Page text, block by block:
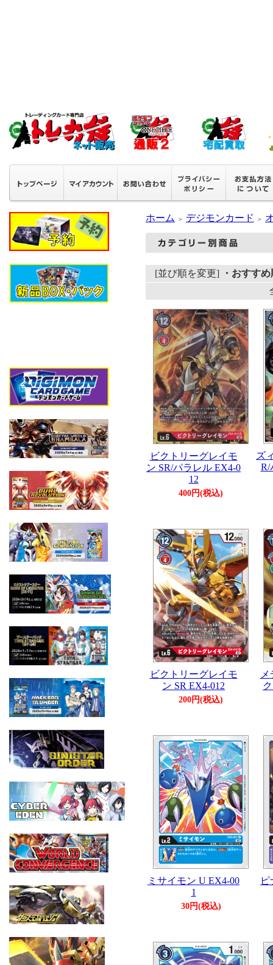
ホーム ＞ デジモンカード ＞
[並び順を変更]
・おすすめ
ビクトリーグレイモ
ン SR/パラレル EX4-0
12
400円(税込)
ズ
R/
ビクトリーグレイモ
ン SR EX4-012
200円(税込)
ミサイモン U EX4-00
1
30円(税込)